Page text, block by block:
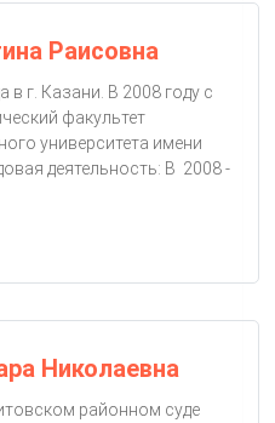
Раисовна
г. Казани. В 2008 году с
факультет
университета имени
деятельность: В 2008 -
Николаевна
районном суде